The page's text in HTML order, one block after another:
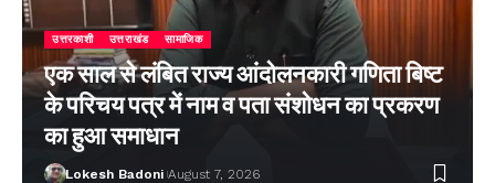
उत्तरकाशी उत्तराखंड सामाजिक
एक साल से लंबित राज्य आंदोलनकारी गणिता बिष्ट
के परिचय पत्र में नाम व पता संशोधन का प्रकरण
का हुआ समाधान
Lokesh Badoni August 7, 2026